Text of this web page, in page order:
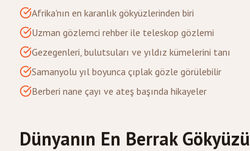
Afrika'nın en karanlık gökyüzlerinden biri
Uzman gözlemci rehber ile teleskop gözlemi
Gezegenleri, bulutsuları ve yıldız kümelerini tanı
Samanyolu yıl boyunca çıplak gözle görülebilir
Berberi nane çayı ve ateş başında hikayeler
Dünyanın En Berrak Gökyüzü